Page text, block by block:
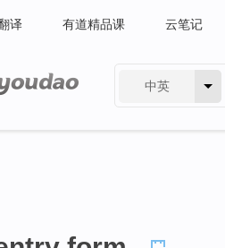
译 有道精品课 云笔记
中英